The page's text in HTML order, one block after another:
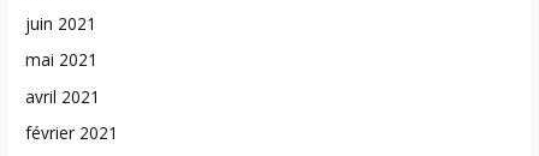
juin 2021
mai 2021
avril 2021
février 2021